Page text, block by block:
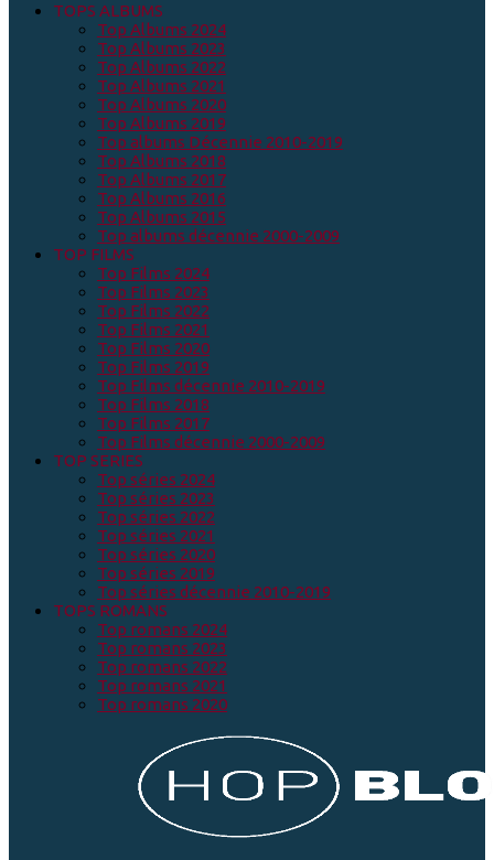
TOPS ALBUMS
Top Albums 2024
Top Albums 2023
Top Albums 2022
Top Albums 2021
Top Albums 2020
Top Albums 2019
Top albums Décennie 2010-2019
Top Albums 2018
Top Albums 2017
Top Albums 2016
Top Albums 2015
Top albums décennie 2000-2009
TOP FILMS
Top Films 2024
Top Films 2023
Top Films 2022
Top Films 2021
Top Films 2020
Top Films 2019
Top Films décennie 2010-2019
Top Films 2018
Top Films 2017
Top Films décennie 2000-2009
TOP SERIES
Top séries 2024
Top séries 2023
Top séries 2022
Top séries 2021
Top séries 2020
Top séries 2019
Top séries décennie 2010-2019
TOPS ROMANS
Top romans 2024
Top romans 2023
Top romans 2022
Top romans 2021
Top romans 2020